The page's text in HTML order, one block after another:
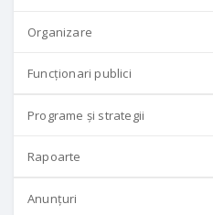
Organizare
Funcționari publici
Programe și strategii
Rapoarte
Anunțuri